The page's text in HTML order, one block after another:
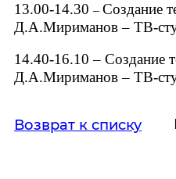
13.00-14.30 – Создание
Д.А.Мириманов– ТВ-
14.40-16.10 – Создание
Д.А.Мириманов– ТВ-
Возврат к списку